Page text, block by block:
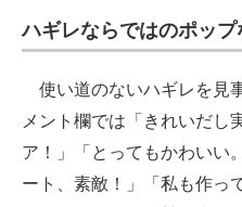
ハギレならではのポッ
使い道のないハギレを見
メント欄では「きれいだし
ア！」「とってもかわいい
ート、素敵！」「私も作っ